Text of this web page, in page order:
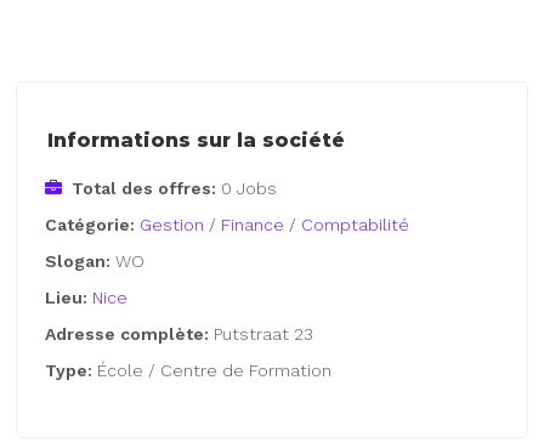
Informations sur la société
Total des offres: 0 Jobs
Catégorie: Gestion / Finance / Comptabilité
Slogan:WO
Lieu: Nice
Adresse complète: Putstraat 23
Type: École / Centre de Formation